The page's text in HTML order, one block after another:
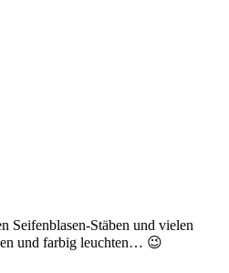
Seifenblasen-Stäben und vielen
und farbig leuchten… 😉